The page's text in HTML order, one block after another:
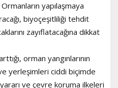
yapılaşmaya
biyoçeşitliliği tehdit
zayıflatacağına dikkat
orman yangınlarının
yerleşimleri ciddi biçimde
ve çevre koruma ilkeleri